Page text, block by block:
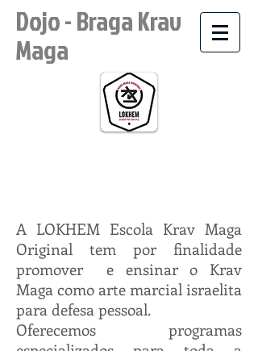
Dojo - Braga Krav
Maga
A LOKHEM Escola Krav Maga
Original tem por finalidade
promover e ensinar o Krav
Maga como arte marcial israelita
para defesa pessoal.
Oferecemos programas